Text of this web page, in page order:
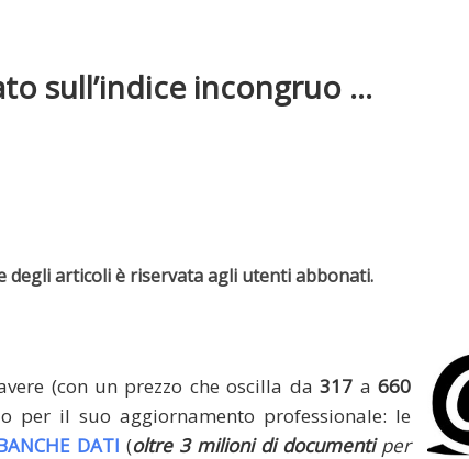
sull’indice incongruo ...
degli articoli è riservata agli utenti abbonati.
(con un prezzo che oscilla da317 a660
per il suo aggiornamento professionale: le
DATI (oltre 3 milioni di documentiper